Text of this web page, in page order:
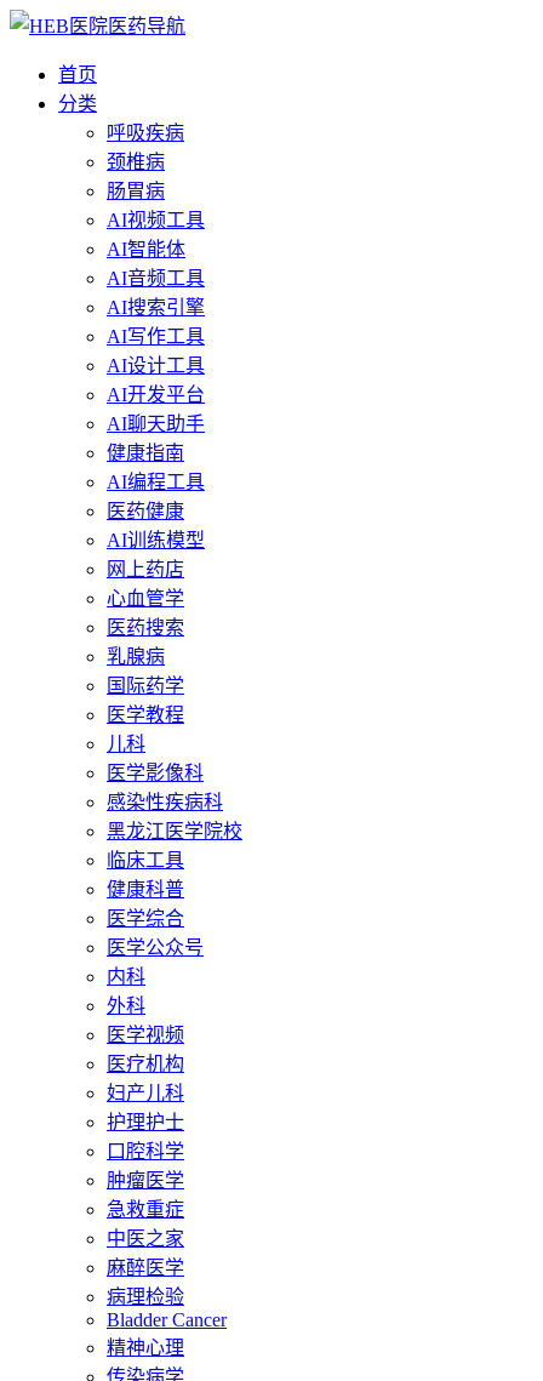
首页
分类
呼吸疾病
颈椎病
肠胃病
AI视频工具
AI智能体
AI音频工具
AI搜索引擎
AI写作工具
AI设计工具
AI开发平台
AI聊天助手
健康指南
AI编程工具
医药健康
AI训练模型
网上药店
心血管学
医药搜索
乳腺病
国际药学
医学教程
儿科
医学影像科
感染性疾病科
黑龙江医学院校
临床工具
健康科普
医学综合
医学公众号
内科
外科
医学视频
医疗机构
妇产儿科
护理护士
口腔科学
肿瘤医学
急救重症
中医之家
麻醉医学
病理检验
Bladder Cancer
精神心理
传染病学